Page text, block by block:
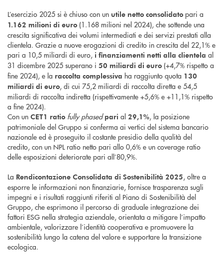
L’esercizio 2025 si è chiuso con un utile netto consolidato pari a
1.162 milioni di euro (1.168 milioni nel 2024), che sottende una
crescita significativa dei volumi intermediati e dei servizi prestati alla
clientela. Grazie a nuove erogazioni di credito in crescita del 22,1% e
pari a 10,5 miliardi di euro, i finanziamenti netti alla clientela al
31 dicembre 2025 superano i 50 miliardi di euro (+4,7% rispetto a
fine 2024), e la raccolta complessiva ha raggiunto quota 130
miliardi di euro, di cui 75,2 miliardi di raccolta diretta e 54,5
miliardi di raccolta indiretta (rispettivamente +5,6% e +11,1% rispetto
a fine 2024).
Con un CET1 ratio fully phased pari al 29,1%, la posizione
patrimoniale del Gruppo si conferma ai vertici del sistema bancario
nazionale ed è proseguito il costante presidio della qualità del
credito, con un NPL ratio netto pari allo 0,6% e un coverage ratio
delle esposizioni deteriorate pari all’80,9%.
La Rendicontazione Consolidata di Sostenibilità 2025, oltre a
esporre le informazioni non finanziarie, fornisce trasparenza sugli
impegni e i risultati raggiunti riferiti al Piano di Sostenibilità del
Gruppo, che esprimono il percorso di graduale integrazione dei
fattori ESG nella strategia aziendale, orientata a mitigare l’impatto
ambientale, valorizzare l’identità cooperativa e promuovere la
sostenibilità lungo la catena del valore e supportare la transizione
ecologica.